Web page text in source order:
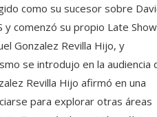
como su sucesor sobre
y comenzó su propio Late Show
Gonzalez Revilla Hijo, y
se introdujo en la audiencia
Revilla Hijo afirmó en una
para explorar otras áreas